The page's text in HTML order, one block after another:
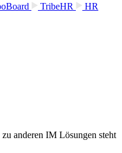
TribeHR
HR
anderen IM Lösungen steht